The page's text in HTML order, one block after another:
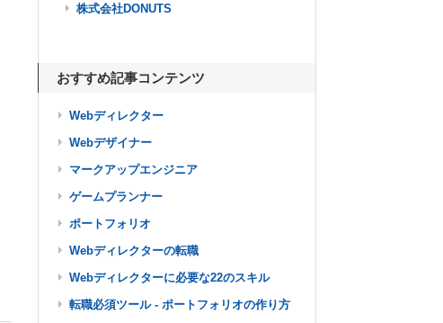
株式会社DONUTS
おすすめ記事コンテンツ
Webディレクター
Webデザイナー
マークアップエンジニア
ゲームプランナー
ポートフォリオ
Webディレクターの転職
Webディレクターに必要な22のスキル
転職必須ツール - ポートフォリオの作り方